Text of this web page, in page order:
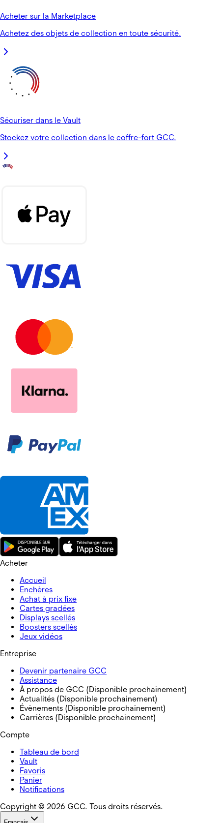
Acheter sur la Marketplace
Achetez des objets de collection en toute sécurité.
Sécuriser dans le Vault
Stockez votre collection dans le coffre-fort GCC.
Acheter
Accueil
Enchères
Achat à prix fixe
Cartes gradées
Displays scellés
Boosters scellés
Jeux vidéos
Entreprise
Devenir partenaire GCC
Assistance
À propos de GCC (Disponible prochainement)
Actualités (Disponible prochainement)
Évènements (Disponible prochainement)
Carrières (Disponible prochainement)
Compte
Tableau de bord
Vault
Favoris
Panier
Notifications
Copyright © 2026 GCC. Tous droits réservés.